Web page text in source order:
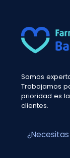
Somos
Trabajamos
prioridad es
clientes.